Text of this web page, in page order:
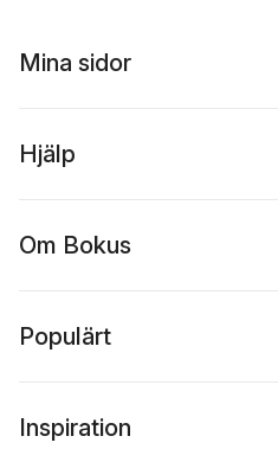
Mina sidor
Hjälp
Om Bokus
Populärt
Inspiration